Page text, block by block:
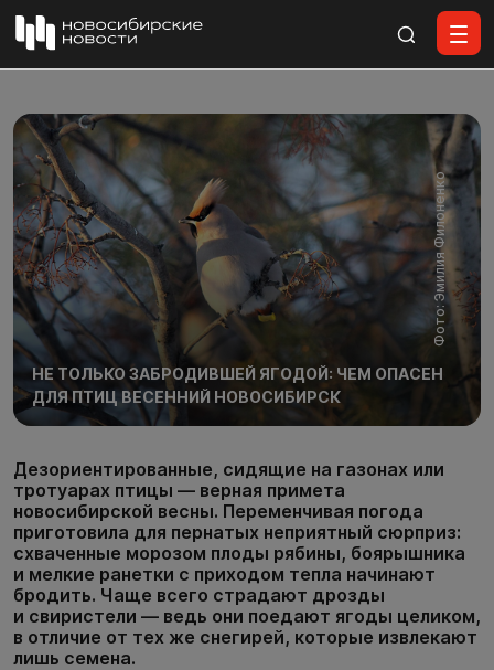
Фото: Эмилия Филоненко
НЕ ТОЛЬКО ЗАБРОДИВШЕЙ ЯГОДОЙ: ЧЕМ ОПАСЕН
ДЛЯ ПТИЦ ВЕСЕННИЙ НОВОСИБИРСК
Дезориентированные, сидящие на газонах или
тротуарах птицы — верная примета
новосибирской весны. Переменчивая погода
приготовила для пернатых неприятный сюрприз:
схваченные морозом плоды рябины, боярышника
и мелкие ранетки с приходом тепла начинают
бродить. Чаще всего страдают дрозды
и свиристели — ведь они поедают ягоды целиком,
в отличие от тех же снегирей, которые извлекают
лишь семена.